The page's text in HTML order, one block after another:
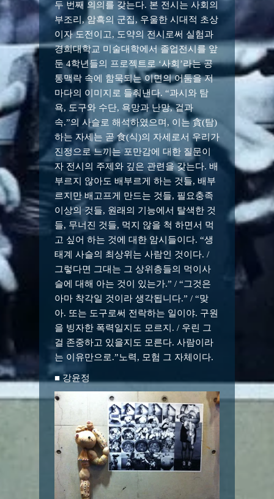
두 번째 의의를 갖는다. 본 전시는 사회의
부조리, 암흑의 군집, 우울한 시대적 초상
이자 도전이고, 도약의 전시로써 실험과
경희대학교 미술대학에서 졸업전시를 앞
둔 4학년들의 프로젝트로 ‘사회’라는 공
통맥락 속에 함묵되는 이면의 어둠을 저
마다의 이미지로 들춰낸다. “과시와 탐
욕, 도구와 수단, 욕망과 난망, 겉과
속.”의 사슬로 해석하였으며, 이는 貪(탐)
하는 자세는 곧 食(식)의 자세로서 우리가
진정으로 느끼는 포만감에 대한 질문이
자 전시의 주제와 깊은 관련을 갖는다. 배
부르지 않아도 배부르게 하는 것들, 배부
르지만 배고프게 만드는 것들, 필요충족
이상의 것들, 원래의 기능에서 탈색한 것
들, 무너진 것들, 먹지 않을 척 하면서 먹
고 싶어 하는 것에 대한 암시들이다. “생
태계 사슬의 최상위는 사람인 것이다. /
그렇다면 그대는 그 상위층들의 먹이사
슬에 대해 아는 것이 있는가.” / “그것은
아마 착각일 것이라 생각됩니다.” / “맞
아. 또는 도구로써 전락하는 일이야. 구원
을 빙자한 폭력일지도 모르지. / 우린 그
걸 존중하고 있을지도 모른다. 사람이라
는 이유만으로.”노력, 모험 그 자체이다.
■ 강윤정